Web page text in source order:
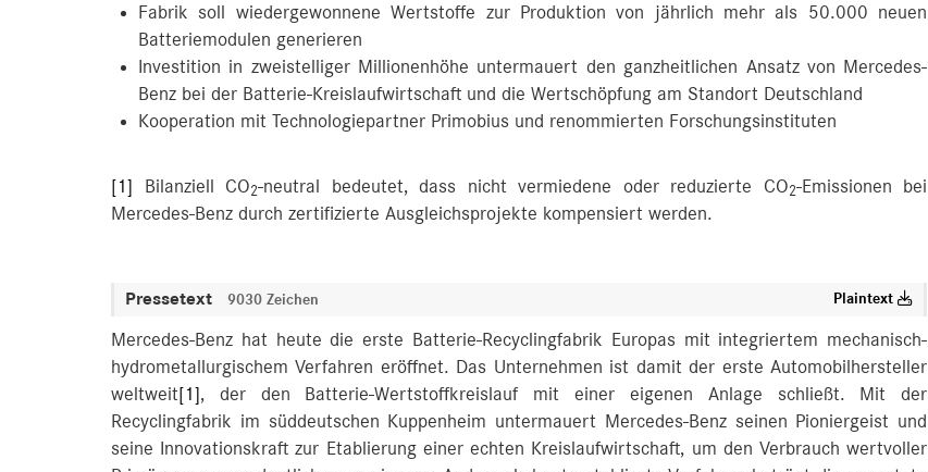
Fabrik soll wiedergewonnene Wertstoffe zur Produktion von jährlich mehr als 50.000 neuen
Batteriemodulen generieren
Investition in zweistelliger Millionenhöhe untermauert den ganzheitlichen Ansatz von Mercedes-
Benz bei der Batterie-Kreislaufwirtschaft und die Wertschöpfung am Standort Deutschland
Kooperation mit Technologiepartner Primobius und renommierten Forschungsinstituten
[1] Bilanziell CO2-neutral bedeutet, dass nicht vermiedene oder reduzierte CO2-Emissionen bei
Mercedes-Benz durch zertifizierte Ausgleichsprojekte kompensiert werden.
Pressetext 9030 Zeichen Plaintext
Mercedes-Benz hat heute die erste Batterie-Recyclingfabrik Europas mit integriertem mechanisch-
hydrometallurgischem Verfahren eröffnet. Das Unternehmen ist damit der erste Automobilhersteller
weltweit[1], der den Batterie-Wertstoffkreislauf mit einer eigenen Anlage schließt. Mit der
Recyclingfabrik im süddeutschen Kuppenheim untermauert Mercedes-Benz seinen Pioniergeist und
seine Innovationskraft zur Etablierung einer echten Kreislaufwirtschaft, um den Verbrauch wertvoller